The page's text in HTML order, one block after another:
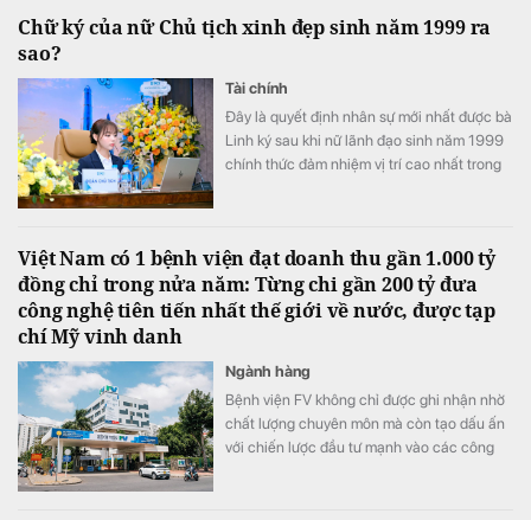
Chữ ký của nữ Chủ tịch xinh đẹp sinh năm 1999 ra
sao?
Tài chính
Đây là quyết định nhân sự mới nhất được bà
Linh ký sau khi nữ lãnh đạo sinh năm 1999
chính thức đảm nhiệm vị trí cao nhất trong
Việt Nam có 1 bệnh viện đạt doanh thu gần 1.000 tỷ
đồng chỉ trong nửa năm: Từng chi gần 200 tỷ đưa
công nghệ tiên tiến nhất thế giới về nước, được tạp
chí Mỹ vinh danh
Ngành hàng
Bệnh viện FV không chỉ được ghi nhận nhờ
chất lượng chuyên môn mà còn tạo dấu ấn
với chiến lược đầu tư mạnh vào các công